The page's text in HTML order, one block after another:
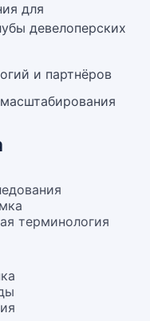
для
девелоперских
и партнёров
терминология